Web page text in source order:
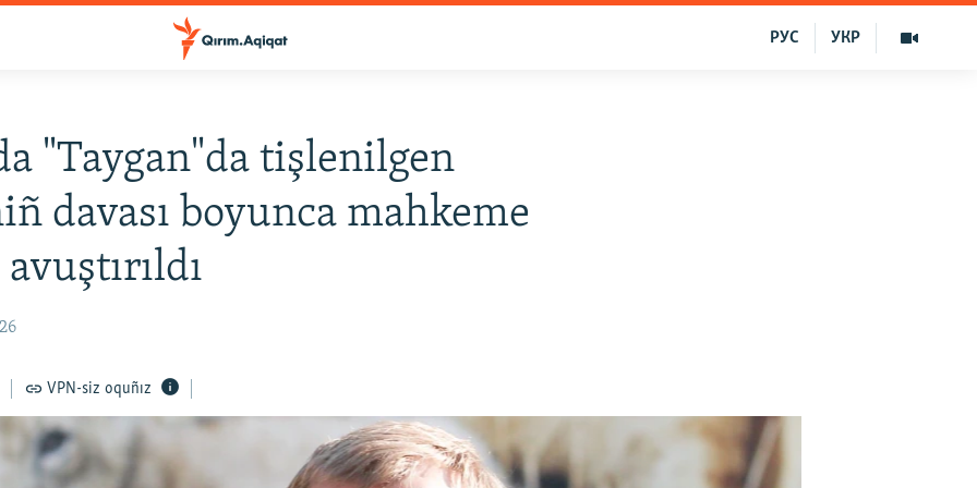
УКР
РУС
"Taygan"da tişlenilgen
davası boyunca mahkeme
avuştırıldı
VPN-siz oquñız